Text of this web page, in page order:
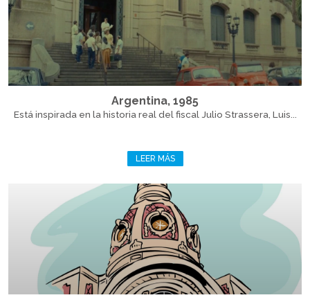
Argentina, 1985
Está inspirada en la historia real del fiscal Julio Strassera, Luis...
LEER MÁS